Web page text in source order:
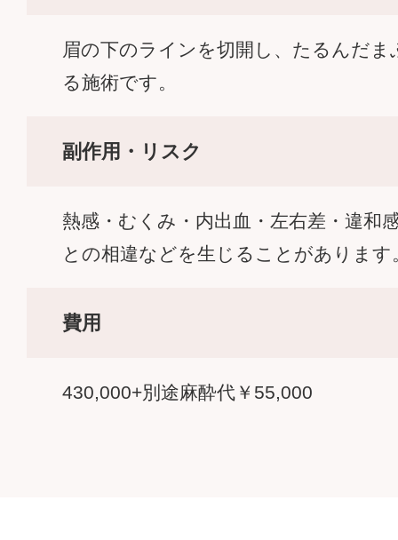
眉の下のラインを切開し、たるんだま
る施術です。
副作用・リスク
熱感・むくみ・内出血・左右差・違和
との相違などを生じることがあります
費用
430,000+別途麻酔代￥55,000